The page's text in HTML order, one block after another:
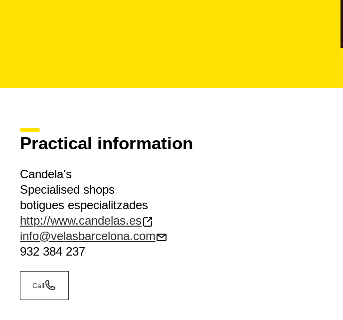
Practical information
Candela's
Specialised shops
botigues especialitzades
http://www.candelas.es
info@velasbarcelona.com
932 384 237
Call